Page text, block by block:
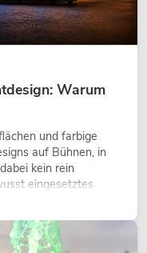
Warum
und farbige
auf Bühnen, in
kein rein
eingesetztes
gibt Szenen